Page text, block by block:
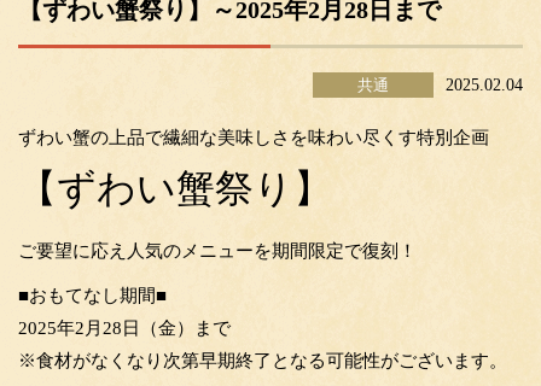
【ずわい蟹祭り】～2025年2月28日まで
共通 2025.02.04
ずわい蟹の上品で繊細な美味しさを味わい尽くす特別企画
【ずわい蟹祭り】
ご要望に応え人気のメニューを期間限定で復刻！
■おもてなし期間■
2025年2月28日（金）まで
※食材がなくなり次第早期終了となる可能性がございます。